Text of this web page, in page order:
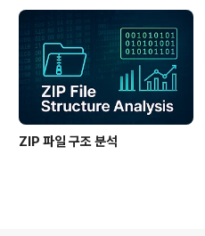
ZIP 파일 구조 분석